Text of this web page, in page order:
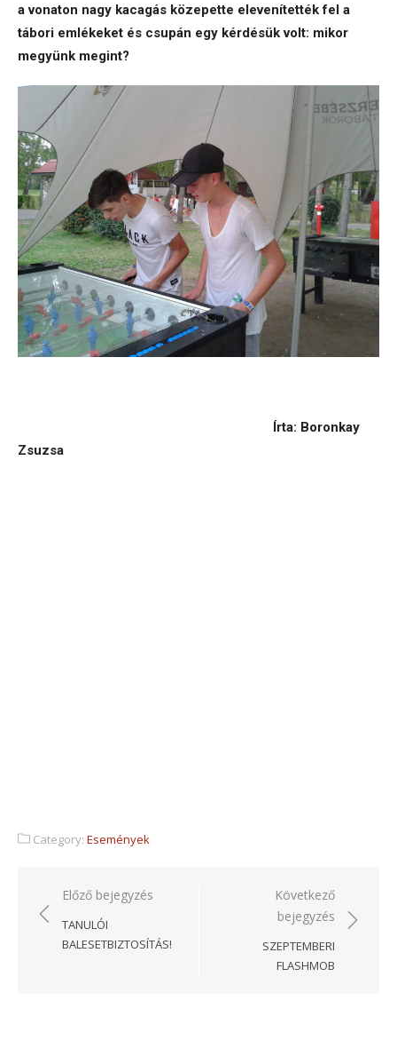
a vonaton nagy kacagás közepette elevenítették fel a
tábori emlékeket és csupán egy kérdésük volt: mikor
megyünk megint?
Írta: Boronkay
Zsuzsa
Category: Események
Bejegyzés
navigáció
Előző bejegyzés
TANULÓI
BALESETBIZTOSÍTÁS!
Következő
bejegyzés
SZEPTEMBERI
FLASHMOB